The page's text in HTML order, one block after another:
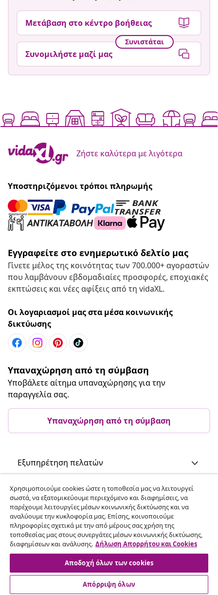
Μετάβαση στο κέντρο βοήθειας
Συνιστάται
Συνομιλήστε μαζί μας
Ζήστε καλύτερα με λιγότερα
Υποστηριζόμενοι τρόποι πληρωμής
Εγγραφείτε στο ενημερωτικό δελτίο μας
Γίνετε μέλος της κοινότητας των 700.000+ αγοραστών
που λαμβάνουν εβδομαδιαίες προσφορές, εποχιακές
εκπτώσεις και νέες αφίξεις από τη vidaXL.
Οι λογαριασμοί μας στα μέσα κοινωνικής
δικτύωσης
Υπαναχώρηση από τη σύμβαση
Υποβάλετε αίτημα υπαναχώρησης για την
παραγγελία σας.
Υπαναχώρηση από τη σύμβαση
Εξυπηρέτηση πελατών
Επιχείρηση
vidaXL
Ανακαλύψτε περισσότερα
Χρησιμοποιούμε cookies ώστε η τοποθεσία μας να λειτουργεί
σωστά, να εξατομικεύουμε περιεχόμενο και διαφημίσεις, να
παρέχουμε λειτουργίες μέσων κοινωνικής δικτύωσης και να
αναλύουμε την κυκλοφορία μας. Επίσης, κοινοποιούμε
πληροφορίες σχετικά με την από μέρους σας χρήση της
τοποθεσίας μας στους συνεργάτες μέσων κοινωνικής δικτύωσης,
διαφημίσεων και ανάλυσης. Δήλωση Απορρήτου και Cookies
Αποδοχή όλων των cookies
Απόρριψη όλων